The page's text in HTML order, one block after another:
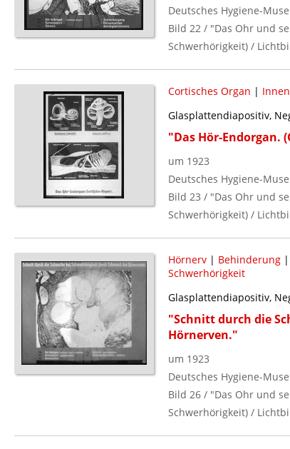
Deutsches Hygiene-
Bild 22 / "Das Ohr und
Schwerhörigkeit) /
Cortisches Organ |
Glasplattendiapositiv,
"Das Hör-Endorgan.
um 1923
Deutsches Hygiene-
Bild 23 / "Das Ohr und
Schwerhörigkeit) /
Hörnerv| Behinderung|
Schwerhörigkeit
Glasplattendiapositiv,
"Schnitt durch die
Hörnerven."
um 1923
Deutsches Hygiene-
Bild 26 / "Das Ohr und
Schwerhörigkeit) /